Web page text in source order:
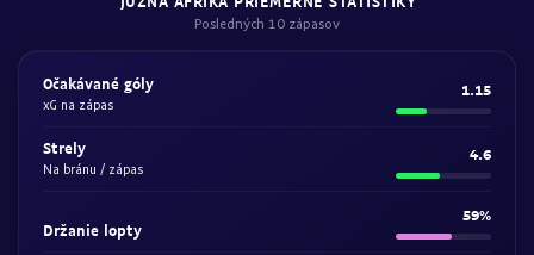
Posledných 10 zápasov
Očakávané góly
xG na zápas
1.15
Strely
Na bránu / zápas
4.6
Držanie lopty
59%